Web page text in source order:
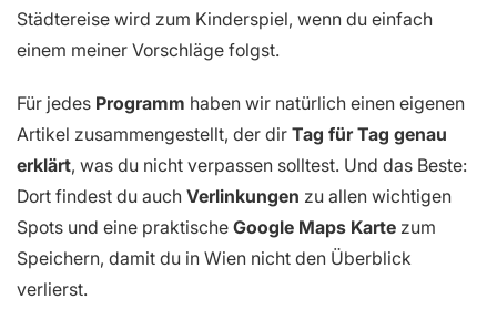
Städtereise wird zum Kinderspiel, wenn du einfach
einem meiner Vorschläge folgst.
Für jedes Programm haben wir natürlich einen eigenen
Artikel zusammengestellt, der dir Tag für Tag genau
erklärt, was du nicht verpassen solltest. Und das Beste:
Dort findest du auch Verlinkungen zu allen wichtigen
Spots und eine praktische Google Maps Karte zum
Speichern, damit du in Wien nicht den Überblick
verlierst.